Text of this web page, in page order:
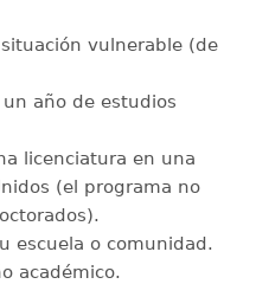
vulnerable (de
año de estudios
licenciatura en una
(el programa no
escuela o comunidad.
académico.